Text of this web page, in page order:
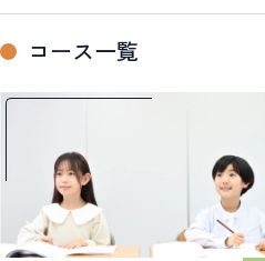
コース一覧